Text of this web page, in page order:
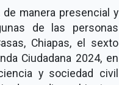
manera presencial y
de las personas
Chiapas, el sexto
Ciudadana 2024, en
y sociedad civil